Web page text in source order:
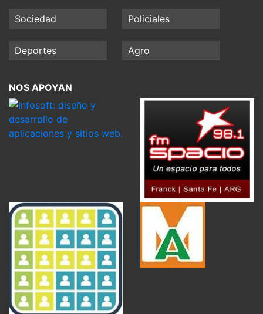
Sociedad Policiales
Deportes Agro
NOS APOYAN